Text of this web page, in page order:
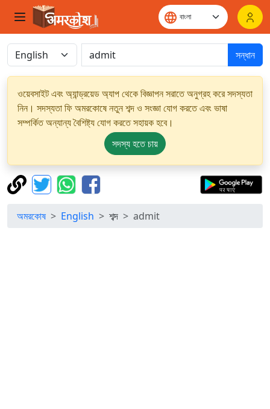
সন্ধান
ওয়েবসাইট এবং অ্যান্ড্রয়েড অ্যাপ থেকে বিজ্ঞাপন সরাতে অনুগ্রহ করে সদস্যতা
নিন। সদস্যতা ফি অমরকোষে নতুন শব্দ ও সংজ্ঞা যোগ করতে এবং ভাষা
সম্পর্কিত অন্যান্য বৈশিষ্ট্য যোগ করতে সহায়ক হবে।
সদস্য হতে চায়
অমরকোষ English শব্দ admit